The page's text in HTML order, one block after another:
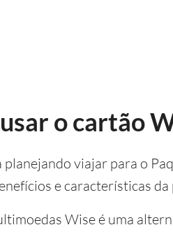
o cartão
planejando viajar para o
e características
Wise é uma